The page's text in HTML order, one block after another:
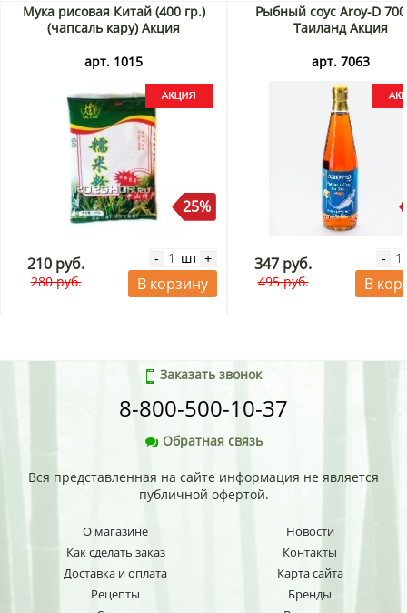
Мука рисовая Китай (400 гр.)
(чапсаль кару) Акция
арт. 1015
25%
210 руб.
280 руб.
- шт +
В корзину
Рыбный соус Aroy-D
Таиланд Акция
арт. 7063
347 руб.
495 руб.
-
В
Заказать звонок
8-800-500-10-37
Обратная связь
Вся представленная на сайте информация не является
публичной офертой.
О магазине
Как сделать заказ
Доставка и оплата
Рецепты
Новости
Контакты
Карта сайта
Бренды